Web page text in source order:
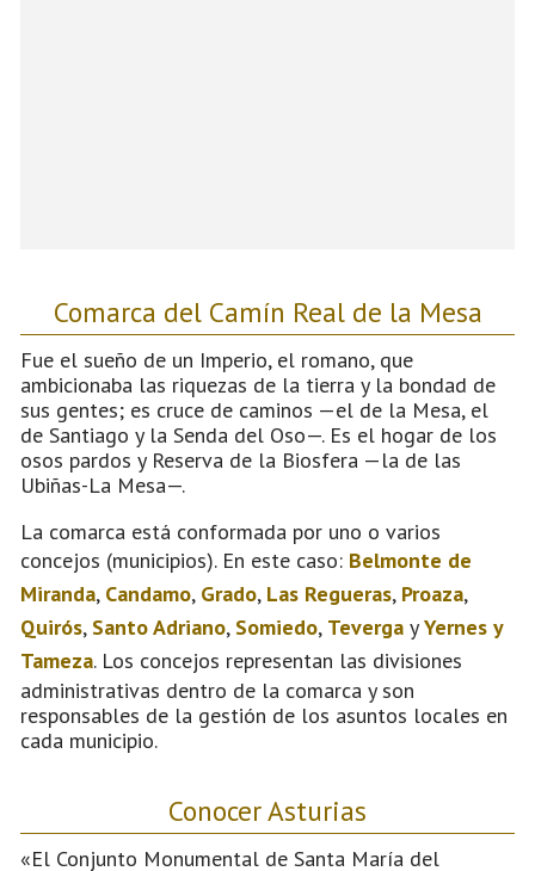
Comarca del Camín Real de la Mesa
Fue el sueño de un Imperio, el romano, que
ambicionaba las riquezas de la tierra y la bondad de
sus gentes; es cruce de caminos —el de la Mesa, el
de Santiago y la Senda del Oso—. Es el hogar de los
osos pardos y Reserva de la Biosfera —la de las
Ubiñas-La Mesa—.
La comarca está conformada por uno o varios
concejos (municipios). En este caso: Belmonte de
Miranda, Candamo, Grado, Las Regueras, Proaza,
Quirós, Santo Adriano, Somiedo, Teverga yYernes y
Tameza. Los concejos representan las divisiones
administrativas dentro de la comarca y son
responsables de la gestión de los asuntos locales en
cada municipio.
Conocer Asturias
«El Conjunto Monumental de Santa María del